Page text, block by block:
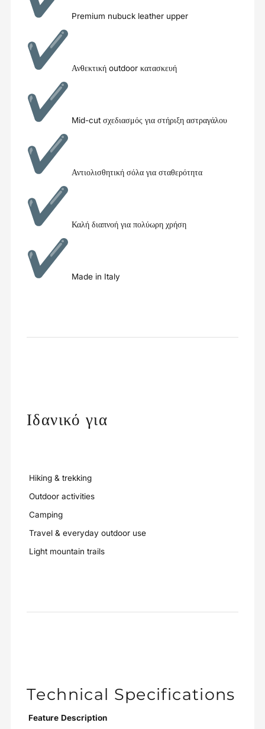
Premium nubuck leather upper
Ανθεκτική outdoor κατασκευή
Mid-cut σχεδιασμός για στήριξη αστραγάλου
Αντιολισθητική σόλα για σταθερότητα
Καλή διαπνοή για πολύωρη χρήση
Made in Italy
Ιδανικό για
Hiking & trekking
Outdoor activities
Camping
Travel & everyday outdoor use
Light mountain trails
Technical Specifications
Feature Description